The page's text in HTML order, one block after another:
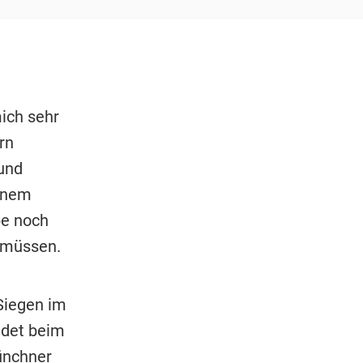
sehr
noch
im
beim